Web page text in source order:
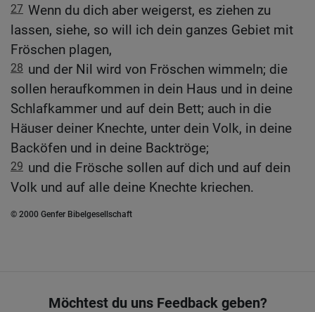
27 Wenn du dich aber weigerst, es ziehen zu
lassen, siehe, so will ich dein ganzes Gebiet mit
Fröschen plagen,
28 und der Nil wird von Fröschen wimmeln; die
sollen heraufkommen in dein Haus und in deine
Schlafkammer und auf dein Bett; auch in die
Häuser deiner Knechte, unter dein Volk, in deine
Backöfen und in deine Backtröge;
29 und die Frösche sollen auf dich und auf dein
Volk und auf alle deine Knechte kriechen.
© 2000 Genfer Bibelgesellschaft
Möchtest du uns Feedback geben?